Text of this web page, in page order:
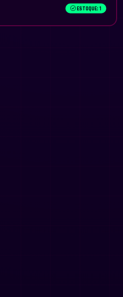
ESTOQUE: 1